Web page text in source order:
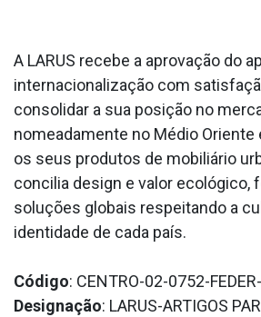
A LARUS recebe a aprovação do
internacionalização com
consolidar a sua posição no
nomeadamente no Médio Oriente
os seus produtos de mobiliário
concilia design e valor ecológico,
soluções globais respeitando a
identidade de cada país.
Código: CENTRO-02-0752-
Designação: LARUS-ARTIGOS